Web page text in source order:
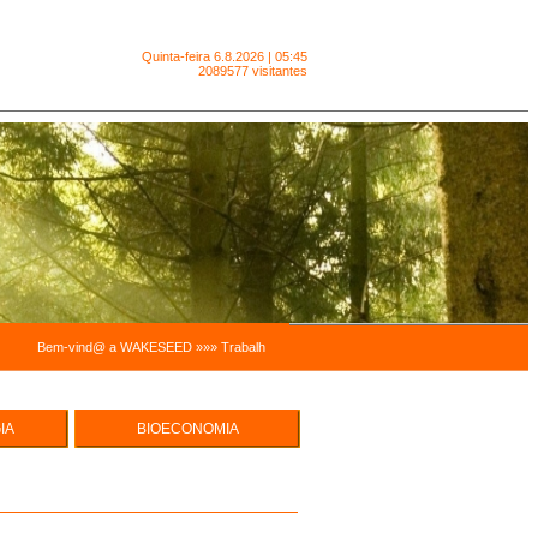
Quinta-feira 6.8.2026 | 05:45
2089577 visitantes
Bem-vind@ a WAKESEED »»» Trabalhamos para facilitar a sustentabilidade
BIOECONOMIA
INTEGRADOS E SISTÉMICOS